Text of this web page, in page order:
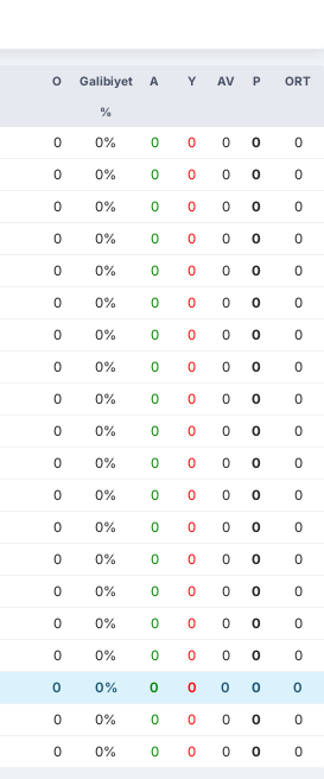
O Galibiyet
%
A Y AV P ORT
0 0% 0 0 0 0
0
0 0% 0 0 0 0
0
0 0% 0 0 0 0
0
0 0% 0 0 0 0
0
0 0% 0 0 0 0
0
0 0% 0 0 0 0
0
0 0% 0 0 0 0
0
0 0% 0 0 0 0
0
0 0% 0 0 0 0
0
0 0% 0 0 0 0
0
0 0% 0 0 0 0
0
0 0% 0 0 0 0
0
0 0% 0 0 0 0
0
0 0% 0 0 0 0
0
0 0% 0 0 0 0
0
0 0% 0 0 0 0
0
0 0% 0 0 0 0
0
0 0% 0 0 0 0
0
0 0% 0 0 0 0
0
0 0% 0 0 0 0 0